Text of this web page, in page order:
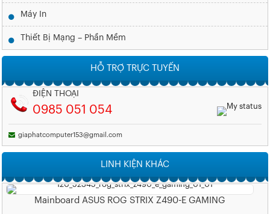
Máy In
Thiết Bị Mạng – Phần Mềm
HỖ TRỢ TRỰC TUYẾN
ĐIỆN THOẠI
0985 051 054
giaphatcomputer153@gmail.com
LINH KIỆN KHÁC
Mainboard ASUS ROG STRIX Z490-E GAMING